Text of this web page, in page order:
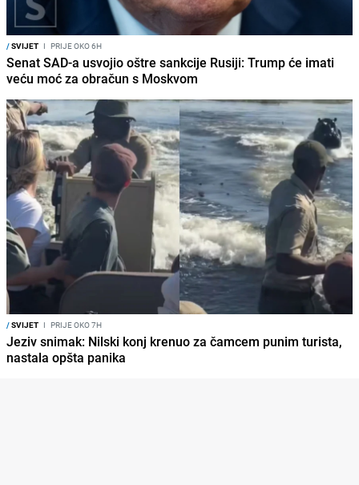
/SVIJET I PRIJE OKO 6H
Senat SAD-a usvojio oštre sankcije Rusiji: Trump će imati
veću moć za obračun s Moskvom
/SVIJET I PRIJE OKO 7H
Jeziv snimak: Nilski konj krenuo za čamcem punim turista,
nastala opšta panika